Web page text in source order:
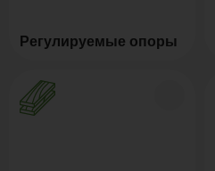
Регулируемые опоры